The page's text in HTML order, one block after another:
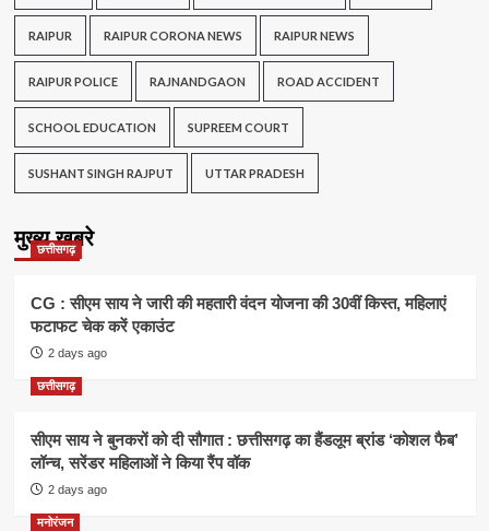
RAIPUR RAIPUR CORONA NEWS RAIPUR NEWS
RAIPUR POLICE RAJNANDGAON ROAD ACCIDENT
SCHOOL EDUCATION SUPREEM COURT
SUSHANT SINGH RAJPUT UTTAR PRADESH
मुख्य खबरे
छत्तीसगढ़
CG : सीएम साय ने जारी की महतारी वंदन योजना की 30वीं किस्त, महिलाएं
फटाफट चेक करें एकाउंट
2 days ago
छत्तीसगढ़
सीएम साय ने बुनकरों को दी सौगात : छत्तीसगढ़ का हैंडलूम ब्रांड ‘कोशल फैब’
लॉन्च, सरेंडर महिलाओं ने किया रैंप वॉक
2 days ago
मनोरंजन